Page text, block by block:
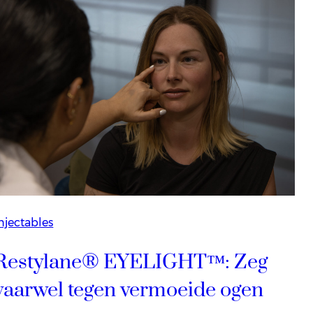
EYELIGHT™: Zeg
tegen vermoeide ogen